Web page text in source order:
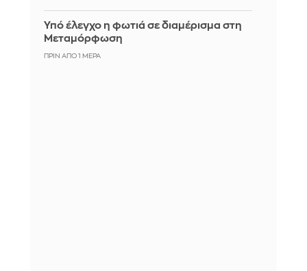
Υπό έλεγχο η φωτιά σε διαμέρισμα στη
Μεταμόρφωση
ΠΡΙΝ ΑΠΌ 1 ΜΈΡΑ